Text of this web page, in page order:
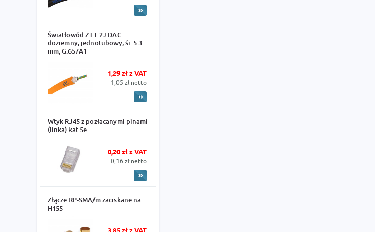
Światłowód ZTT 2J DAC
doziemny, jednotubowy, śr. 5.3
mm, G.657A1
1,29 zł z VAT
1,05 zł netto
Wtyk RJ45 z pozłacanymi pinami
(linka) kat.5e
0,20 zł z VAT
0,16 zł netto
Złącze RP-SMA/m zaciskane na
H155